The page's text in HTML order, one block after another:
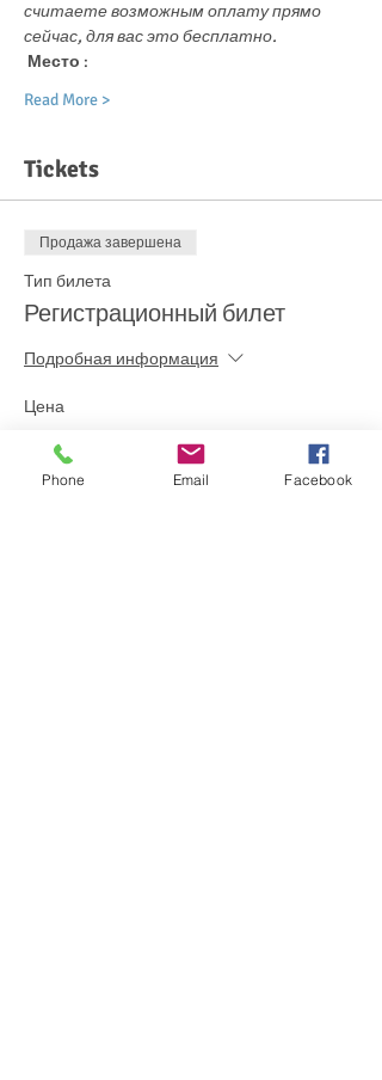
считаете возможным оплату прямо
сейчас, для вас это бесплатно.
Место :
Read More >
Tickets
Продажа завершена
Тип билета
Регистрационный билет
Подробная информация
Цена
0,00 €
Phone Email Facebook